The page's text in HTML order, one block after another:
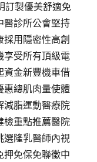
訂製優美舒適免
醫診所公會堅持
用隱密性高創
享受所有頂級電
資金新豐機車借
惠總肌肉量使體
減脂運動醫療院
檢重點推薦醫院
選隆乳醫師內視
押免保免聯徵中